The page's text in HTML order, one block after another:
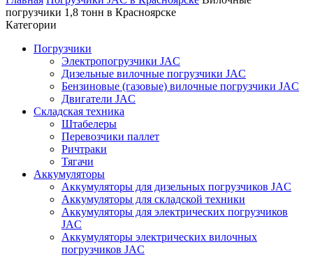
погрузчики 1,8 тонн в Красноярске
Категории
Погрузчики
Электропогрузчики JAC
Дизельные вилочные погрузчики JAC
Бензиновые (газовые) вилочные погрузчики JAC
Двигатели JAC
Складская техника
Штабелеры
Перевозчики паллет
Ричтраки
Тягачи
Аккумуляторы
Аккумуляторы для дизельных погрузчиков JAC
Аккумуляторы для складской техники
Аккумуляторы для электрических погрузчиков
JAC
Аккумуляторы электрических вилочных
погрузчиков JAC